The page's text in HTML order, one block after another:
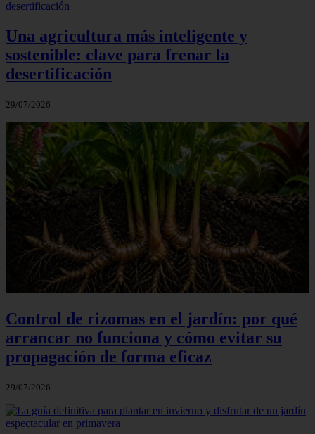
Una agricultura más inteligente y
sostenible: clave para frenar la
desertificación
29/07/2026
Control de rizomas en el jardín: por qué
arrancar no funciona y cómo evitar su
propagación de forma eficaz
29/07/2026